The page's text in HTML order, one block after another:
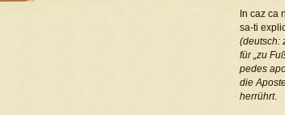
In caz ca
sa-ti
(deutsch:
für „zu
pedes
die
herrührt.